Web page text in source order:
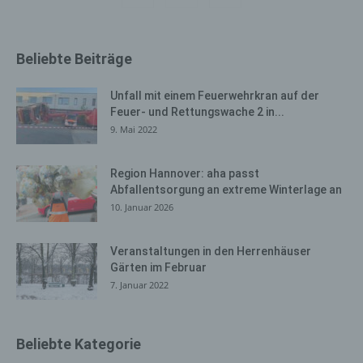
Beliebte Beiträge
Unfall mit einem Feuerwehrkran auf der
Feuer- und Rettungswache 2 in...
9. Mai 2022
Region Hannover: aha passt
Abfallentsorgung an extreme Winterlage an
10. Januar 2026
Veranstaltungen in den Herrenhäuser
Gärten im Februar
7. Januar 2022
Beliebte Kategorie
Internetbrowsern möglich. Deaktiviert die betroffene
Internetbrowser, sind unter Umständen nicht alle
Funktionen unserer Internetseite vollumfänglich nutzbar.
und Informationen
Die Internetseite erfasst mit jedem Aufruf der
Internetseite durch eine betroffene Person oder ein
Daten und Informationen. Diese allgemeinen Daten und
Informationen werden in den Logfiles des Servers
gespeichert. Erfasst werden können die (1) verwendeten
Internetseite, von welcher ein zugreifendes System auf